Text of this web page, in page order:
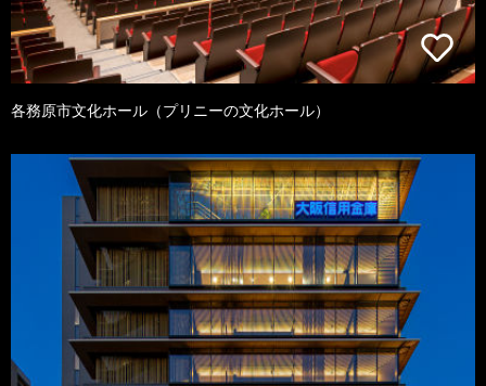
各務原市文化ホール（プリニーの文化ホール）